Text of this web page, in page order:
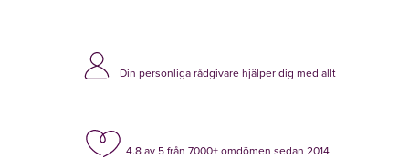
Din personliga rådgivare hjälper dig med allt
4.8 av 5 från 7000+ omdömen sedan 2014